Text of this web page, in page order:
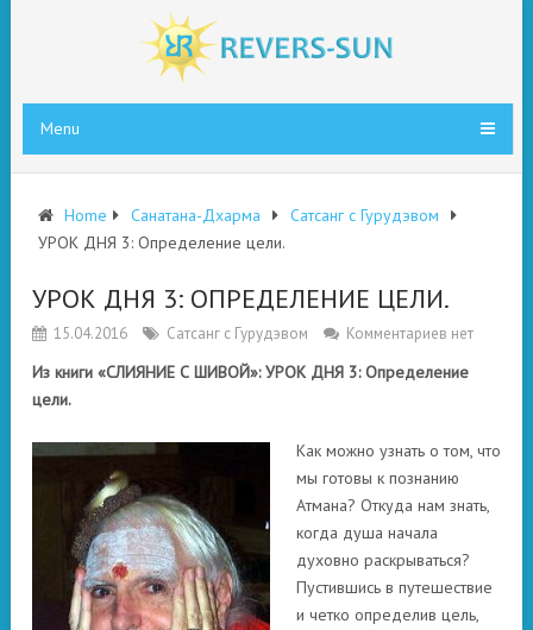
Menu
Home Санатана-Дхарма
Сатсанг с Гурудэвом
УРОК ДНЯ 3: Определение цели.
УРОК ДНЯ 3: ОПРЕДЕЛЕНИЕ ЦЕЛИ.
15.04.2016 Сатсанг с Гурудэвом Комментариев нет
Из книги «СЛИЯНИЕ С ШИВОЙ»: УРОК ДНЯ 3: Определение
цели.
Как можно узнать о том, что
мы готовы к познанию
Атмана? Откуда нам знать,
когда душа начала
духовно раскрываться?
Пустившись в путешествие
и четко определив цель,